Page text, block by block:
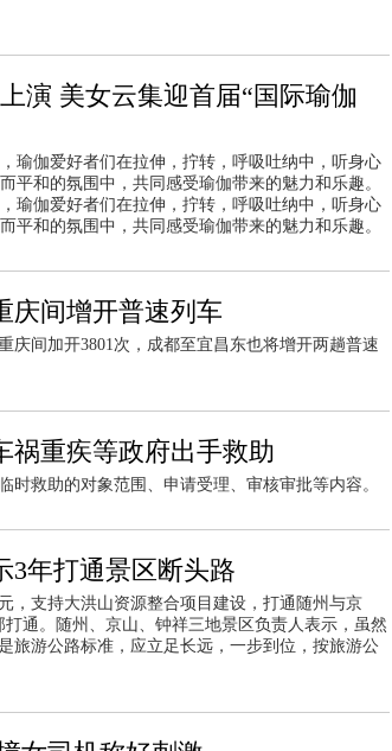
演 美女云集迎首届“国际瑜伽
瑜伽爱好者们在拉伸，拧转，呼吸吐纳中，听身心
平和的氛围中，共同感受瑜伽带来的魅力和乐趣。
瑜伽爱好者们在拉伸，拧转，呼吸吐纳中，听身心
平和的氛围中，共同感受瑜伽带来的魅力和乐趣。
庆间增开普速列车
庆间加开3801次，成都至宜昌东也将增开两趟普速
祸重疾等政府出手救助
时救助的对象范围、申请受理、审核审批等内容。
3年打通景区断头路
，支持大洪山资源整合项目建设，打通随州与京
通。随州、京山、钟祥三地景区负责人表示，虽然
旅游公路标准，应立足长远，一步到位，按旅游公